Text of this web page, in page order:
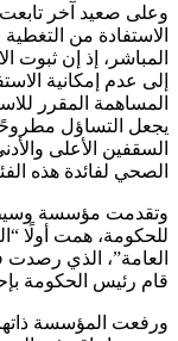
وعلى صعيد آخر
الاستفادة من
المباشر، إذ إن ثبوت
إلى عدم إمكانية
المساهمة المقرر
يجعل التساؤل
الصحي لفائدة هذه
وتقدمت مؤسسة
للحكومة، همت أولًا
العامة”، الذي رصدت
قام رئيس الحكومة
ورفعت المؤسسة